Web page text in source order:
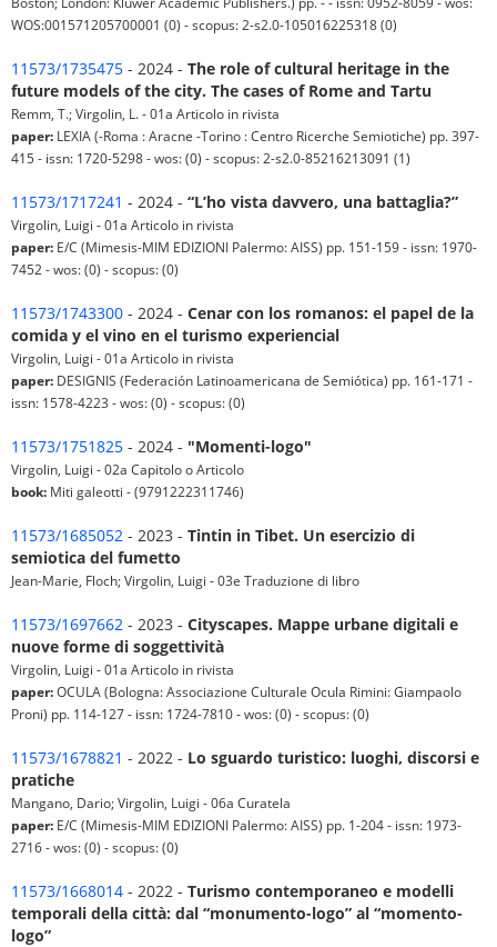
WOS:001571205700001 (0) - scopus: 2-s2.0-105016225318 (0)
11573/1735475 - 2024 - The role of cultural heritage in the
future models of the city. The cases of Rome and Tartu
Remm, T.; Virgolin, L. - 01a Articolo in rivista
paper: LEXIA (-Roma : Aracne -Torino : Centro Ricerche Semiotiche) pp. 397-
415 - issn: 1720-5298 - wos: (0) - scopus: 2-s2.0-85216213091 (1)
11573/1717241 - 2024 - “L’ho vista davvero, una battaglia?”
Virgolin, Luigi - 01a Articolo in rivista
paper: E/C (Mimesis-MIM EDIZIONI Palermo: AISS) pp. 151-159 - issn: 1970-
7452 - wos: (0) - scopus: (0)
11573/1743300 - 2024 - Cenar con los romanos: el papel de la
comida y el vino en el turismo experiencial
Virgolin, Luigi - 01a Articolo in rivista
paper: DESIGNIS (Federación Latinoamericana de Semiótica) pp. 161-171 -
issn: 1578-4223 - wos: (0) - scopus: (0)
11573/1751825 - 2024 - "Momenti-logo"
Virgolin, Luigi - 02a Capitolo o Articolo
book: Miti galeotti - (9791222311746)
11573/1685052 - 2023 - Tintin in Tibet. Un esercizio di
semiotica del fumetto
Jean-Marie, Floch; Virgolin, Luigi - 03e Traduzione di libro
11573/1697662 - 2023 - Cityscapes. Mappe urbane digitali e
nuove forme di soggettività
Virgolin, Luigi - 01a Articolo in rivista
paper:OCULA (Bologna: Associazione Culturale Ocula Rimini: Giampaolo
Proni) pp. 114-127 - issn: 1724-7810 - wos: (0) - scopus: (0)
11573/1678821 - 2022 - Lo sguardo turistico: luoghi, discorsi e
pratiche
Mangano, Dario; Virgolin, Luigi - 06a Curatela
paper: E/C (Mimesis-MIM EDIZIONI Palermo: AISS) pp. 1-204 - issn: 1973-
2716 - wos: (0) - scopus: (0)
11573/1668014 - 2022 - Turismo contemporaneo e modelli
temporali della città: dal “monumento-logo” al “momento-
logo”